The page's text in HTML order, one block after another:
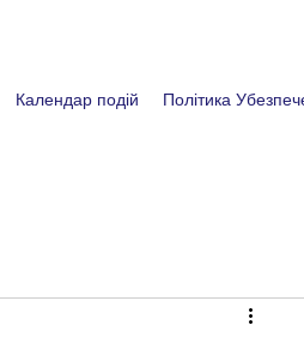
Календар подій Політика